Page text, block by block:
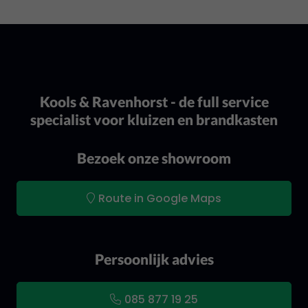
Kools & Ravenhorst - de full service
specialist voor kluizen en brandkasten
Bezoek onze showroom
Route in Google Maps
Persoonlijk advies
085 877 19 25